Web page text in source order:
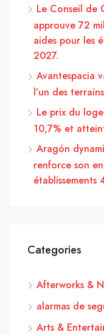
Le Conseil de
approuve 72
aides pour les
2027.
Avantespacia
l’un des
Le prix du
10,7% et
Aragón
renforce son
établissements
Categories
Afterworks &
alarmas de
Arts &